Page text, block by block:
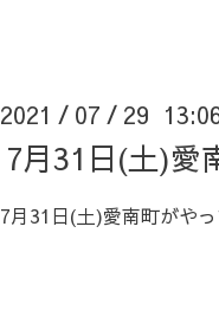
2021 / 07 / 29
7月31日(土)愛
7月31日(土)愛南町がやっ